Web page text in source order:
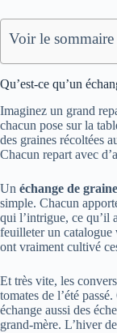
Voir le sommaire
Qu’est-ce qu’un
Imaginez un grand
chacun pose sur la
des graines récoltées
Chacun repart avec
Un échange de
simple. Chacun
qui l’intrigue, ce qu’il
feuilleter un catalogue
ont vraiment cultivé
Et très vite, les
tomates de l’été
échange aussi des
grand‑mère. L’hiver